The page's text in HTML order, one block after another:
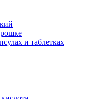
и таблетках